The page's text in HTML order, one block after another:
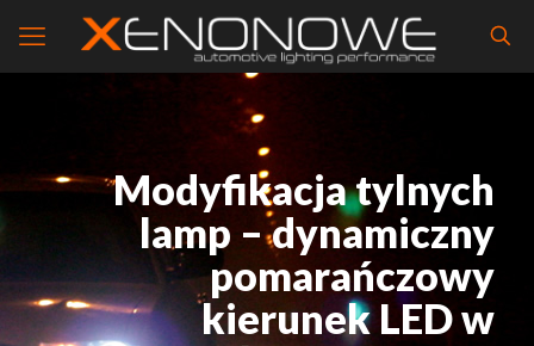
Modyfikacja tylnych
lamp – dynamiczny
pomarańczowy
kierunek LED w